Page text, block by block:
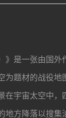
》是一张由国
为题材的战役地
在宇宙太空中
地方降落以搜集